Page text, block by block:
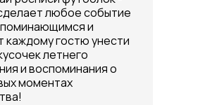
любое событие
и
каждому гостю унести
летнего
и воспоминания о
моментах